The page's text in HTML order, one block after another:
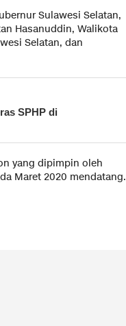
Sulawesi Selatan,
Hasanuddin, Walikota
Selatan, dan
SPHP di
yang dipimpin oleh
Maret 2020 mendatang.